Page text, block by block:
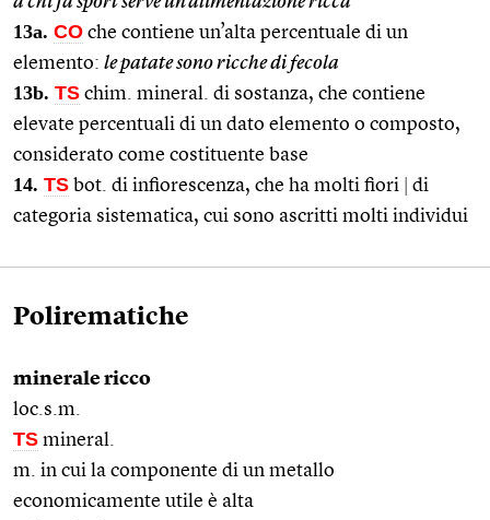
13a. CO che contiene un’alta percentuale di un
elemento: le patate sono ricche di fecola
13b. TS chim. mineral. di sostanza, che contiene
elevate percentuali di un dato elemento o composto,
considerato come costituente base
14. TS bot. di infiorescenza, che ha molti fiori
di
categoria sistematica, cui sono ascritti molti individui
Polirematiche
minerale ricco
loc.s.m.
TS mineral.
m. in cui la componente di un metallo
economicamente utile è alta